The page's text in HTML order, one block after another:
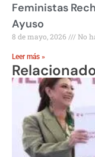
Feministas
Ayuso
8 de mayo, 2026 No
Leer más »